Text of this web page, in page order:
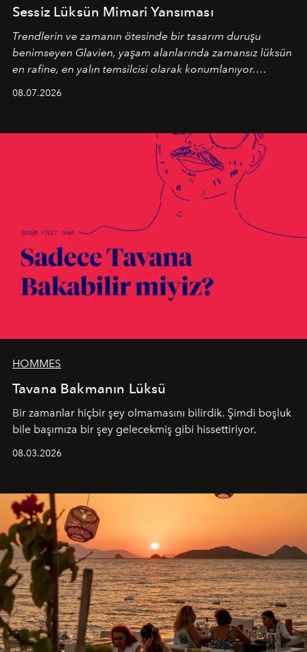
Sessiz Lüksün Mimari Yansıması
Trendlerin ve zamanın ötesinde bir tasarım duruşu
benimseyen Glavien, yaşam alanlarında zamansız lüksün
en rafine, en yalın temsilcisi olarak konumlanıyor.
08.07.2026
HOMMES
Tavana Bakmanın Lüksü
Bir zamanlar hiçbir şey olmamasını bilirdik. Şimdi boşluk
bile başımıza bir şey gelecekmiş gibi hissettiriyor.
08.03.2026